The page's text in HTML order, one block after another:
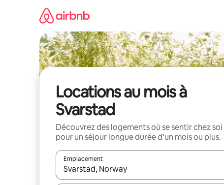
Locations au mois à
Svarstad
Découvrez des logements où se sentir chez soi
pour un séjour longue durée d’un mois ou plus.
Emplacement
Quand les résultats sont affichés, parcourez-les